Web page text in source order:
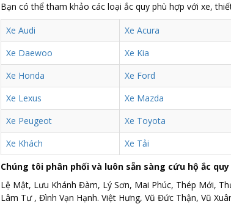
Bạn có thể tham khảo các loại ắc quy phù hợp với xe,
Xe Audi Xe Acura
Xe Daewoo
Xe Kia
Xe Honda
Xe Ford
Xe Lexus
Xe Mazda
Xe Peugeot
Xe Toyota
Xe Khách
Xe Tải
Chúng tôi phân phối và luôn sẵn sàng cứu hộ ắc
Lệ Mật, Lưu Khánh Đàm, Lý Sơn, Mai Phúc, Thép Mới,
Lâm Tư , Đình Vạn Hạnh. Việt Hưng, Vũ Đức Thận, Vũ